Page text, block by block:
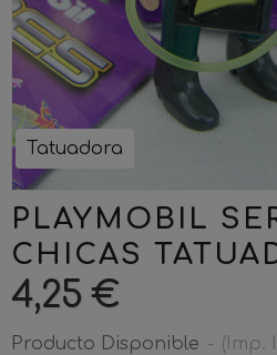
Tatuadora
PLAYMOBIL
CHICAS
4,25 €
Producto Disponible - (Imp.